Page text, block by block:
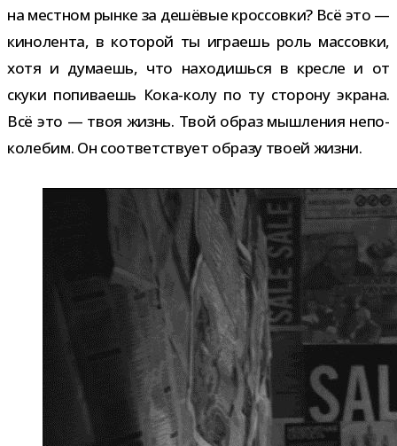
на мест­ном рынке за дешё­вые крос­совки? Всё это —
кино­лента, в кото­рой ты игра­ешь роль мас­совки,
хотя и дума­ешь, что нахо­дишься в кресле и от
скуки попи­ва­ешь Кока-​колу по ту сто­рону экрана.
Всё это — твоя жизнь. Твой образ мыш­ле­ния непо­
ко­ле­бим. Он соот­вет­ствует образу твоей жизни.